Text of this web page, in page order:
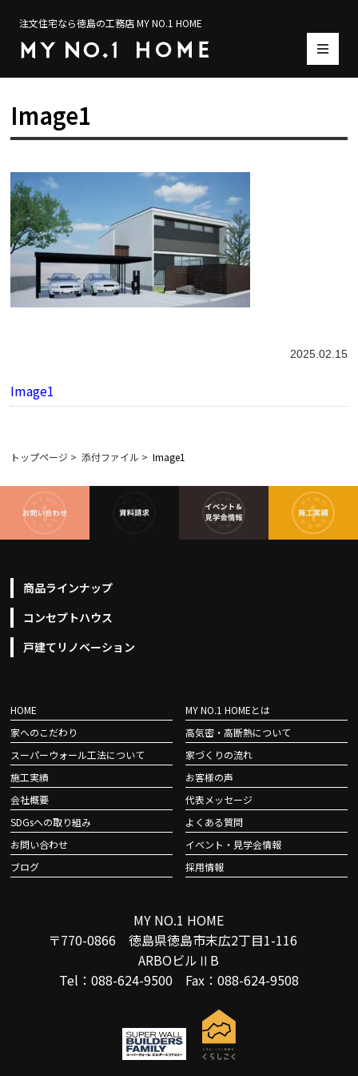
注文住宅なら徳島の工務店 MY NO.1 HOME
Image1
2025.02.15
Image1
トップページ > 添付ファイル > Image1
商品ラインナップ
コンセプトハウス
戸建てリノベーション
HOME
MY NO.1 HOMEとは
家へのこだわり
高気密・高断熱について
スーパーウォール工法について
家づくりの流れ
施工実績
お客様の声
会社概要
代表メッセージ
SDGsへの取り組み
よくある質問
お問い合わせ
イベント・見学会情報
ブログ
採用情報
MY NO.1 HOME
〒770-0866 徳島県徳島市末広2丁目1-116
ARBOビルⅡB
Tel：088-624-9500 Fax：088-624-9508